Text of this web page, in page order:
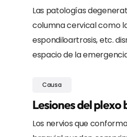
Las patologías
columna cervical como
espondiloartrosis, etc.
espacio de la
Causa
Lesiones del plexo
Los nervios que